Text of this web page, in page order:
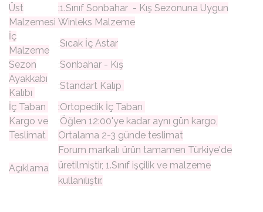
Üst
Malzemesi
:1.Sınıf Sonbahar - Kış Sezonuna Uygun
Winleks Malzeme
İç
Malzeme
:Sıcak İç Astar
Sezon
:Sonbahar - Kış
Ayakkabı
Kalıbı
:Standart Kalıp
İç Taban
:Ortopedik İç Taban
Kargo ve
Teslimat
:Öğlen 12:00'ye kadar aynı gün kargo,
Ortalama 2-3 günde teslimat
Açıklama
Forum markalı ürün tamamen Türkiye'de
üretilmiştir, 1.Sınıf işçilik ve malzeme
kullanılıştır.